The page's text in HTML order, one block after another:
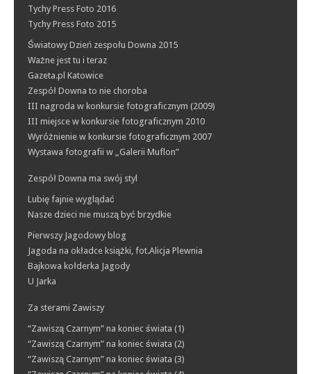
Tychy Press Foto 2016
Tychy Press Foto 2015
Światowy Dzień zespołu Downa 2015
Ważne jest tu i teraz
Gazeta.pl Katowice
Zespół Downa to nie choroba
III nagroda w konkursie fotograficznym (2009)
III miejsce w konkursie fotograficznym 2010
Wyróżnienie w konkursie fotograficznym 2007
Wystawa fotografii w „Galerii Muflon”
Zespół Downa ma swój styl
Lubię fajnie wyglądać
Nasze dzieci nie muszą być brzydkie
Pierwszy Jagodowy blog
Jagoda na okładce książki, fot.Alicja Plewnia
Bajkowa kołderka Jagody
U Jarka
Za sterami Zawiszy
“Zawiszą Czarnym” na koniec świata (1)
“Zawiszą Czarnym” na koniec świata (2)
“Zawiszą Czarnym” na koniec świata (3)